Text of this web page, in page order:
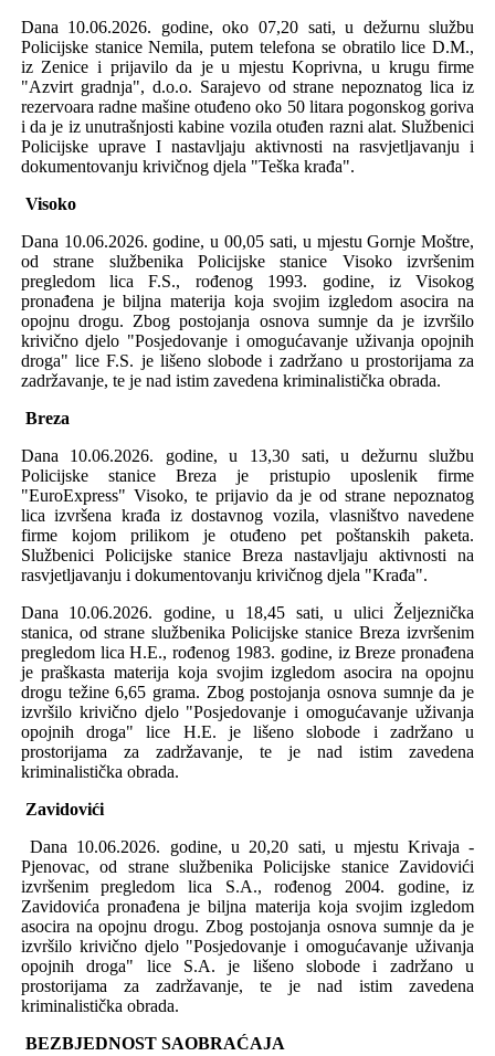
Dana 10.06.2026. godine, oko 07,20 sati,u dežurnu službu
Policijske stanice Nemila, putem telefona se obratilolice D.M.,
iz Zenice i prijavilo da je u mjestuKoprivna, u krugu firme
"Azvirt gradnja", d.o.o. Sarajevood stranenepoznatog lica iz
rezervoara radne mašine otuđeno oko 50 litara pogonskog goriva
i da je iz unutrašnjosti kabine vozila otuđen razni alat. Službenici
Policijske uprave I nastavljaju aktivnosti na rasvjetljavanju i
dokumentovanju krivičnog djela "Teška krađa".
Visoko
Dana 10.06.2026. godine, u 00,05 sati, u mjestu Gornje Moštre,
od
strane
službenika Policijske stanice Visoko izvršenim
pregledom lica
F.S., rođenog 1993. godine, iz Visokog
pronađena je biljnamaterija koja svojim izgledom asocira na
opojnu drogu. Zbogpostojanja osnova sumnje da je izvršilo
krivično djelo "Posjedovanje i omogućavanje uživanja opojnih
droga" lice F.S. jelišeno slobode i zadržano u prostorijama za
zadržavanje, te je nad istim zavedena kriminalistička obrada.
Breza
Dana 10.06.2026. godine, u 13,30 sati, u dežurnu službu
Policijske stanice Breza je pristupio uposlenikfirme
"EuroExpress" Visoko, te prijavio da je od strane nepoznatog
lica izvršena krađa iz dostavnog vozila, vlasništvo navedene
firme kojom prilikom je otuđeno pet poštanskih paketa.
Službenici Policijske stanice Breza nastavljaju aktivnosti na
rasvjetljavanju i dokumentovanju krivičnog djela "Krađa".
Dana 10.06.2026. godine, u 18,45 sati, u ulici Željeznička
stanica, od strane službenika Policijske stanice Breza izvršenim
pregledom lica H.E., rođenog 1983. godine, iz Brezepronađena
je praškastamaterija koja svojim izgledom asocira na opojnu
drogu težine 6,65 grama. Zbogpostojanjaosnova sumnje da je
izvršilo krivično djelo"Posjedovanje i omogućavanje uživanja
opojnih droga" lice H.E. jelišeno slobode i zadržano u
prostorijama za zadržavanje, te je nad istim zavedena
kriminalistička obrada.
Zavidovići
Dana 10.06.2026. godine, u 20,20 sati, u mjestu Krivaja -
Pjenovac,
od strane službenika Policijske stanice Zavidovići
izvršenim pregledom lica
S.A., rođenog 2004. godine, iz
Zavidovića pronađena je biljna materija koja svojim izgledom
asocira na opojnu drogu. Zbog postojanja osnova sumnje da je
izvršilo krivično djelo"Posjedovanje i omogućavanje uživanja
opojnih droga" lice S.A. je lišeno slobode i zadržano u
prostorijama za zadržavanje, te je nad istim zavedena
kriminalistička obrada.
BEZBJEDNOST SAOBRAĆAJA